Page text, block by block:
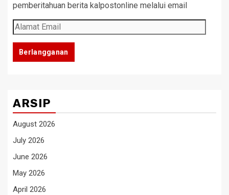
pemberitahuan berita kalpostonline melalui email
Alamat
Email
Berlangganan
ARSIP
August 2026
July 2026
June 2026
May 2026
April 2026